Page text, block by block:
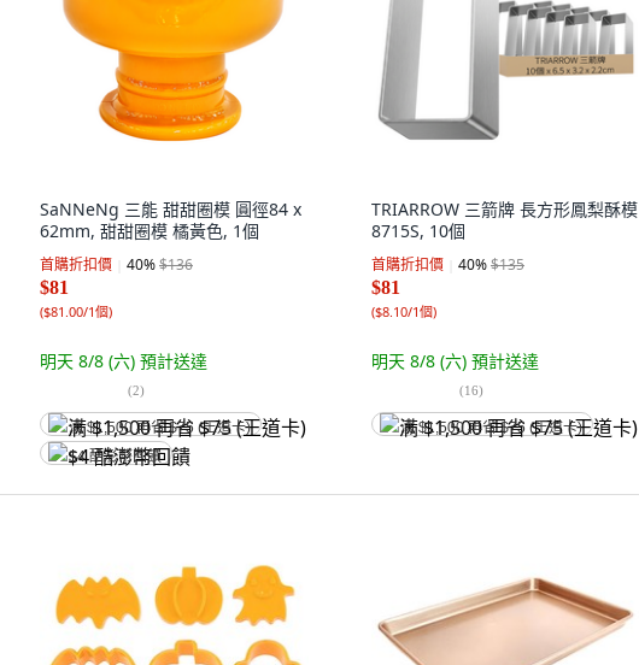
SaNNeNg 三能 甜甜圈模 圓徑84 x
62mm, 甜甜圈模 橘黃色, 1個
首購折扣價 40%$136
$81
($81.00/1個)
明天 8/8 (六) 預計送達
(2)
满 $1,500 再省 $75 (王道卡)
$4 酷澎幣回饋
TRIARROW 三箭牌 長方形鳳梨酥模
8715S, 10個
首購折扣價 40%$135
$81
($8.10/1個)
明天 8/8 (六) 預計送達
(16)
满 $1,500 再省 $75 (王道卡)